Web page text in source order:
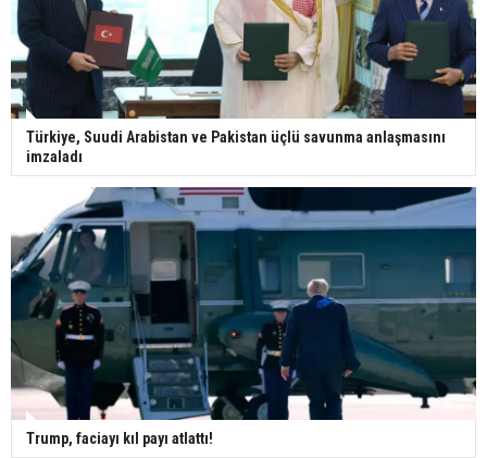
Türkiye, Suudi Arabistan ve Pakistan üçlü savunma anlaşmasını
imzaladı
Trump, faciayı kıl payı atlattı!